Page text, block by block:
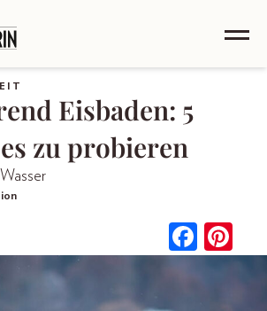
Eisbaden: 5
zu probieren